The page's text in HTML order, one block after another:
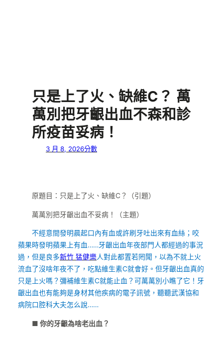
只是上了火、缺維C？ 萬
萬別把牙齦出血不森和診
所疫苗妥病！
3 月 8, 2026分數
原題目：只是上了火、缺維C？（引題）
萬萬別把牙齦出血不妥病！（主題）
不經意間發明晨起口內有血或許刷牙吐出來有血絲；咬
蘋果時發明蘋果上有血……牙齦出血年夜部門人都經過的事況
過，但是良多新竹 猛健樂人對此都置若罔聞，以為不就上火
流血了沒啥年夜不了，吃點維生素C就會好。但牙齦出血真的
只是上火嗎？彌補維生素C就能止血？可萬萬別小瞧了它！牙
齦出血也有能夠是身材其他疾病的電子訊號，聽聽武漢協和
病院口腔科大夫怎么說……
■ 你的牙齦為啥老出血？